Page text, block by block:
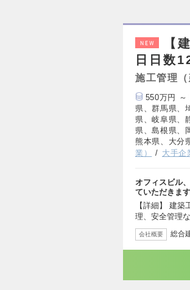
NEW
【
日日数
施工管理（
550万円 ～
県、群馬県、
県、岐阜県、
県、島根県、
熊本県、大分
業）
大手企
オフィスビル
ていただきます
【詳細】 建
理、安全管理
会社概要 総合